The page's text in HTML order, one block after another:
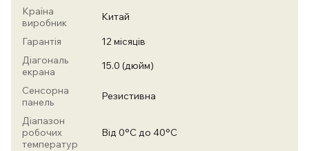
Країна
виробник
Китай
Гарантія
12 місяців
Діагональ
екрана
15.0 (дюйм)
Сенсорна
панель
Резистивна
Діапазон
робочих
температур
Від 0°C до 40°C